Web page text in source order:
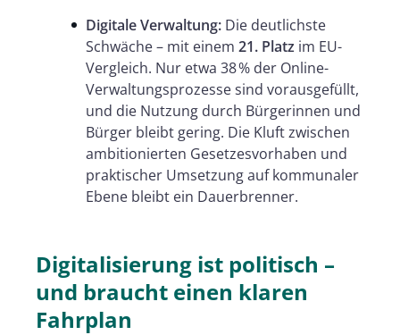
Digitale Verwaltung: Die deutlichste
Schwäche – mit einem 21. Platz im EU-
Vergleich. Nur etwa 38 % der Online-
Verwaltungsprozesse sind vorausgefüllt,
und die Nutzung durch Bürgerinnen und
Bürger bleibt gering. Die Kluft zwischen
ambitionierten Gesetzesvorhaben und
praktischer Umsetzung auf kommunaler
Ebene bleibt ein Dauerbrenner.
Digitalisierung ist politisch –
und braucht einen klaren
Fahrplan